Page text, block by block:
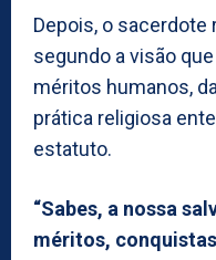
Depois, o sacerdote
segundo a visão
méritos humanos,
prática religiosa
estatuto.
“Sabes, a nossa
méritos,